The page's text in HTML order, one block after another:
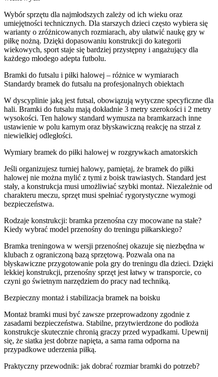
Wybór sprzętu dla najmłodszych zależy od ich wieku oraz
umiejętności technicznych. Dla starszych dzieci często wybiera się
warianty o zróżnicowanych rozmiarach, aby ułatwić naukę gry w
piłkę nożną. Dzięki dopasowaniu konstrukcji do kategorii
wiekowych, sport staje się bardziej przystępny i angażujący dla
każdego młodego adepta futbolu.
Bramki do futsalu i piłki halowej – różnice w wymiarach
Standardy bramek do futsalu na profesjonalnych obiektach
W dyscyplinie jaką jest futsal, obowiązują wytyczne specyficzne dla
hali. Bramki do futsalu mają dokładnie 3 metry szerokości i 2 metry
wysokości. Ten halowy standard wymusza na bramkarzach inne
ustawienie w polu karnym oraz błyskawiczną reakcję na strzał z
niewielkiej odległości.
Wymiary bramek do piłki halowej w rozgrywkach amatorskich
Jeśli organizujesz turniej halowy, pamiętaj, że bramek do piłki
halowej nie można mylić z tymi z boisk trawiastych. Standard jest
stały, a konstrukcja musi umożliwiać szybki montaż. Niezależnie od
charakteru meczu, sprzęt musi spełniać rygorystyczne wymogi
bezpieczeństwa.
Rodzaje konstrukcji: bramka przenośna czy mocowane na stałe?
Kiedy wybrać model przenośny do treningu piłkarskiego?
Bramka treningowa w wersji przenośnej okazuje się niezbędna w
klubach z ograniczoną bazą sprzętową. Pozwala ona na
błyskawiczne przygotowanie pola gry do treningu dla dzieci. Dzięki
lekkiej konstrukcji, przenośny sprzęt jest łatwy w transporcie, co
czyni go świetnym narzędziem do pracy nad techniką.
Bezpieczny montaż i stabilizacja bramek na boisku
Montaż bramki musi być zawsze przeprowadzony zgodnie z
zasadami bezpieczeństwa. Stabilne, przytwierdzone do podłoża
konstrukcje skutecznie chronią graczy przed wypadkami. Upewnij
się, że siatka jest dobrze napięta, a sama rama odporna na
przypadkowe uderzenia piłką.
Praktyczny przewodnik: jak dobrać rozmiar bramki do potrzeb?